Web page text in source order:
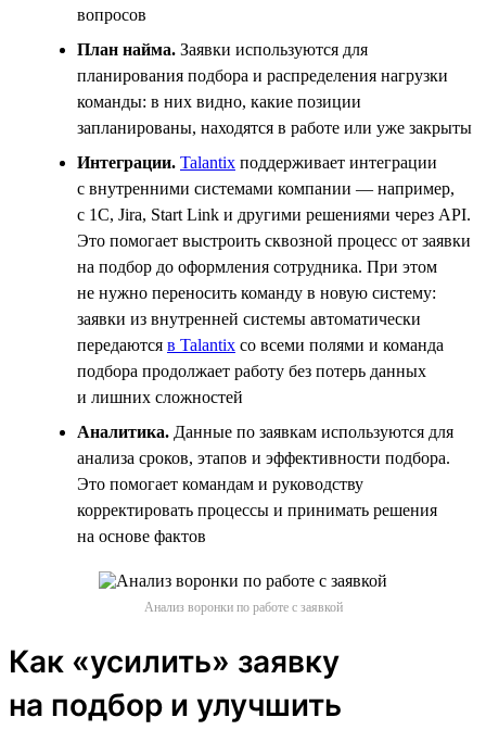
вопросов
План найма. Заявки используются для
планирования подбора и распределения нагрузки
команды: в них видно, какие позиции
запланированы, находятся в работе или уже закрыты
Интеграции. Talantix поддерживает интеграции
с внутренними системами компании — например,
с 1С, Jira, Start Link и другими решениями через API.
Это помогает выстроить сквозной процесс от заявки
на подбор до оформления сотрудника. При этом
не нужно переносить команду в новую систему:
заявки из внутренней системы автоматически
передаются в Talantix со всеми полями и команда
подбора продолжает работу без потерь данных
и лишних сложностей
Аналитика. Данные по заявкам используются для
анализа сроков, этапов и эффективности подбора.
Это помогает командам и руководству
корректировать процессы и принимать решения
на основе фактов
Анализ воронки по работе с заявкой
Как «усилить» заявку
на подбор и улучшить